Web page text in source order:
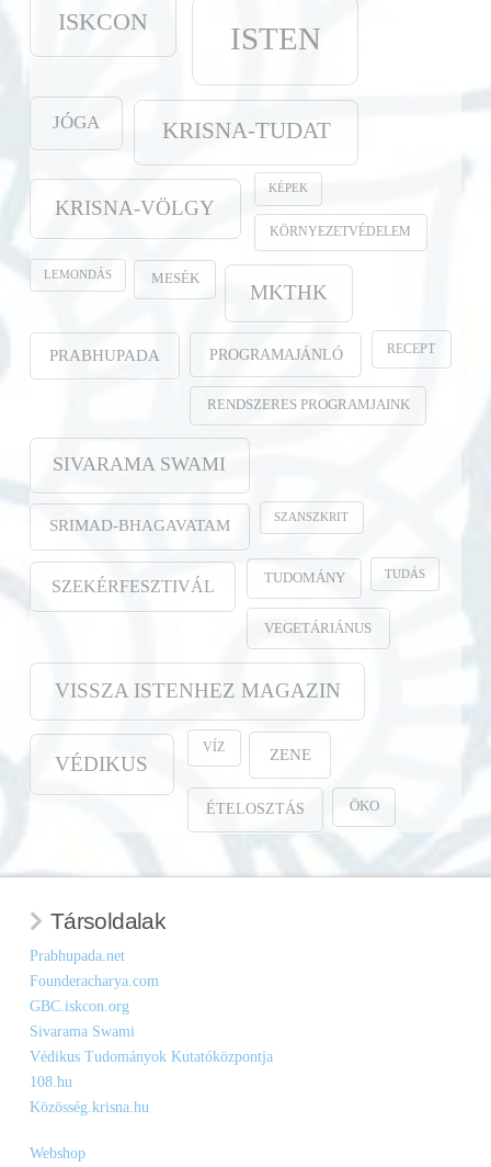
ISKCON ISTEN
JÓGA KRISNA-TUDAT
KRISNA-VÖLGY
KÉPEK
KÖRNYEZETVÉDELEM
LEMONDÁS MESÉK
MKTHK
PRABHUPADA PROGRAMAJÁNLÓ RECEPT
RENDSZERES PROGRAMJAINK
SIVARAMA SWAMI
SRIMAD-BHAGAVATAM SZANSZKRIT
SZEKÉRFESZTIVÁL TUDOMÁNY TUDÁS
VEGETÁRIÁNUS
VISSZA ISTENHEZ MAGAZIN
VÉDIKUS
VÍZ ZENE
ÉTELOSZTÁS ÖKO
Társoldalak
Prabhupada.net
Founderacharya.com
GBC.iskcon.org
Sivarama Swami
Védikus Tudományok Kutatóközpontja
108.hu
Közösség.krisna.hu
Webshop